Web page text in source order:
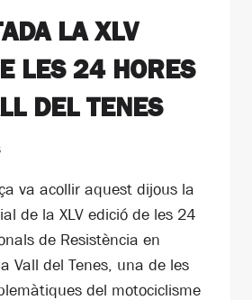
LA XLV
LES 24 HORES
DEL TENES
va acollir aquest dijous la
de la XLV edició de les 24
de Resistència en
Vall del Tenes, una de les
del motociclisme